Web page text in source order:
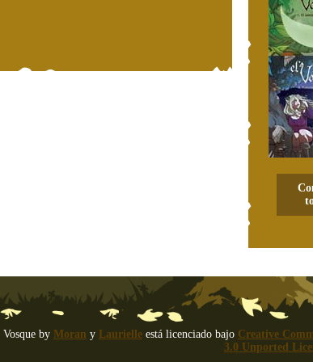
by Moran y Laurielle está licenciado bajo Creative
3.0 Unported